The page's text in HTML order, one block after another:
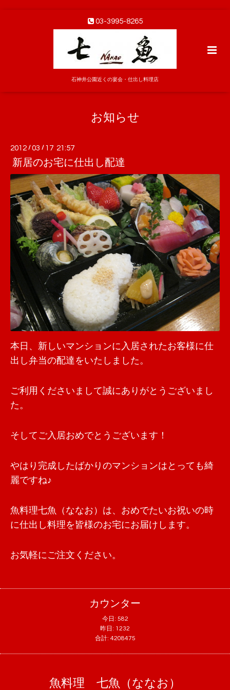
03-3995-8265
石神井公園近くの宴会・仕出し料理店
お知らせ
2012 /03 / 17 21:57
新居のお宅に仕出し配達
本日、新しいマンションに入居されたお客様に仕
出し弁当の配達をいたしました。
ご利用くださいまして誠にありがとうございまし
た。
そしてご入居おめでとうございます！
やはり完成したばかりのマンションはとっても綺
麗ですね♪
魚料理七魚（ななお）は、おめでたいお祝いの時
に仕出し料理を皆様のお宅にお届けします。
お気軽にご注文ください。
カウンター
今日: 582
昨日: 1232
合計: 4208475
魚料理 七魚（ななお）